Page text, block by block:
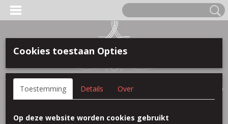
Anmelden Registrieren
(0)
Startseite>Viscose Printed> Bianc 01
Cookies toestaan Opties
Toestemming Details Over
Op deze website worden cookies gebruikt